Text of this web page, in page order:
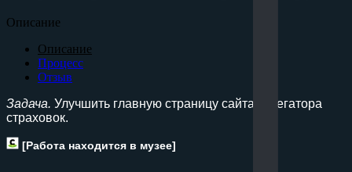
Описание
Описание
Процесс
Отзыв
Задача. Улучшить главную страницу сайта агрегатора
страховок.
[Работа находится в музее]